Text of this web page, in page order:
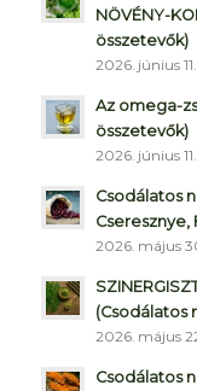
NÖVÉNY-
összetevők)
2026. június
Az omega-
összetevők)
2026. június 11.
Csodálatos
Cseresznye,
2026. május
(Csodálatos
2026. május
Csodálatos